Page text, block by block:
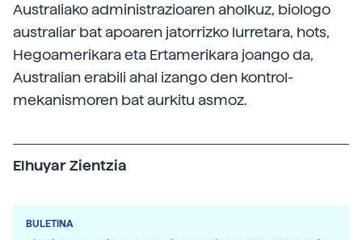
Australiako administrazioaren aholkuz, biologo
australiar bat apoaren jatorrizko lurretara, hots,
Hegoamerikara eta Ertamerikara joango da,
Australian erabili ahal izango den kontrol-
mekanismoren bat aurkitu asmoz.
Elhuyar Zientzia
BULETINA